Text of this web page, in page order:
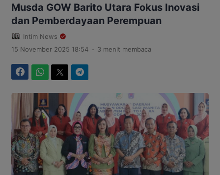
Musda GOW Barito Utara Fokus Inovasi
dan Pemberdayaan Perempuan
Intim News
15 November 2025 18:54 . 3 menit membaca